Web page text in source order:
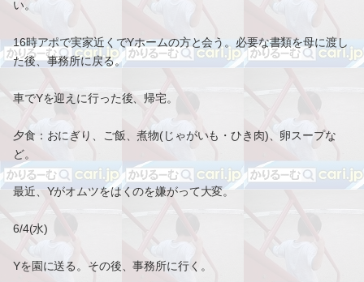
い。
16時アポで実家近くでYホームの方と会う。必要な書類を母に渡し
た後、事務所に戻る。
車でYを迎えに行った後、帰宅。
夕食：おにぎり、ご飯、煮物(じゃがいも・ひき肉)、卵スープな
ど。
最近、Yがオムツをはくのを嫌がって大変。
6/4(水)
Yを園に送る。その後、事務所に行く。